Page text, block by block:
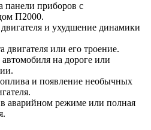
панели приборов с
П2000.
и ухудшение динамики
двигателя или его троение.
на дороге или
и появление необычных
аварийном режиме или полная